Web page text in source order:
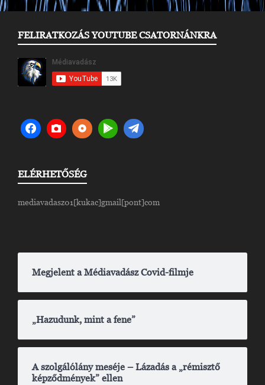
FELIRATKOZÁS YOUTUBE CSATORNÁNKRA
ELÉRHETŐSÉG
mediavadasz01[kukac]gmail[pont]com
Megjelent a Médiavadász Covid-filmje
„Hazudunk, mint a fene”
A szolgálólány meséje – Lázadás a „rémisztő
képződmények” ellen